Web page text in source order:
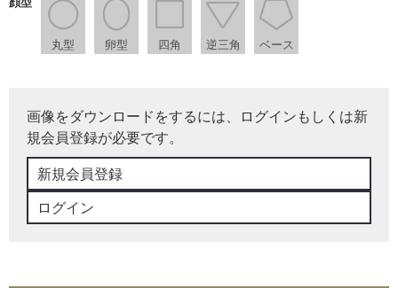
丸型 卵型 四角 逆三角 ベース
画像をダウンロードをするには、ログインもしくは新
規会員登録が必要です。
新規会員登録
ログイン